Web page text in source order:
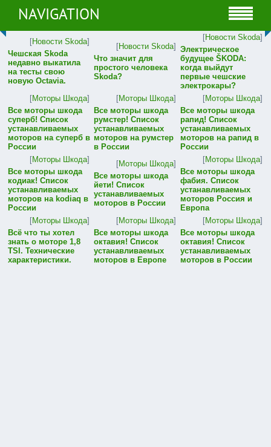
NAVIGATION
[Новости Skoda]
Чешская Skoda
недавно выкатила
на тесты свою
новую Octavia.
[Новости Skoda]
Что значит для
простого человека
Skoda?
[Новости Skoda]
Электрическое
будущее ŠKODA:
когда выйдут
первые чешские
электрокары?
[Моторы Шкода]
Все моторы шкода
суперб! Список
устанавливаемых
моторов на суперб в
России
[Моторы Шкода]
Все моторы шкода
румстер! Список
устанавливаемых
моторов на румстер
в России
[Моторы Шкода]
Все моторы шкода
рапид! Список
устанавливаемых
моторов на рапид в
России
[Моторы Шкода]
Все моторы шкода
кодиак! Список
устанавливаемых
моторов на kodiaq в
России
[Моторы Шкода]
Все моторы шкода
йети! Список
устанавливаемых
моторов в России
[Моторы Шкода]
Все моторы шкода
фабия. Список
устанавливаемых
моторов Россия и
Европа
[Моторы Шкода]
Всё что ты хотел
знать о моторе 1,8
TSI. Технические
характеристики.
[Моторы Шкода]
Все моторы шкода
октавия! Список
устанавливаемых
моторов в Европе
[Моторы Шкода]
Все моторы шкода
октавия! Список
устанавливаемых
моторов в России